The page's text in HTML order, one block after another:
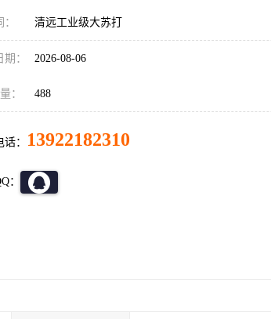
清远工业级大苏打
： 2026-08-06
： 488
： 13922182310
：